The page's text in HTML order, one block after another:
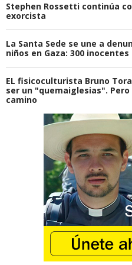
Stephen Rossetti continúa
exorcista
La Santa Sede se une a
niños en Gaza: 300 inocentes
EL fisicoculturista Bruno
ser un "quemaiglesias". Pero
camino